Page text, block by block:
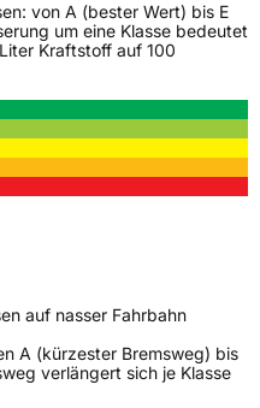
von A (bester Wert) bis E
um eine Klasse bedeutet
Kraftstoff auf 100
auf nasser Fahrbahn
A (kürzester Bremsweg) bis
verlängert sich je Klasse